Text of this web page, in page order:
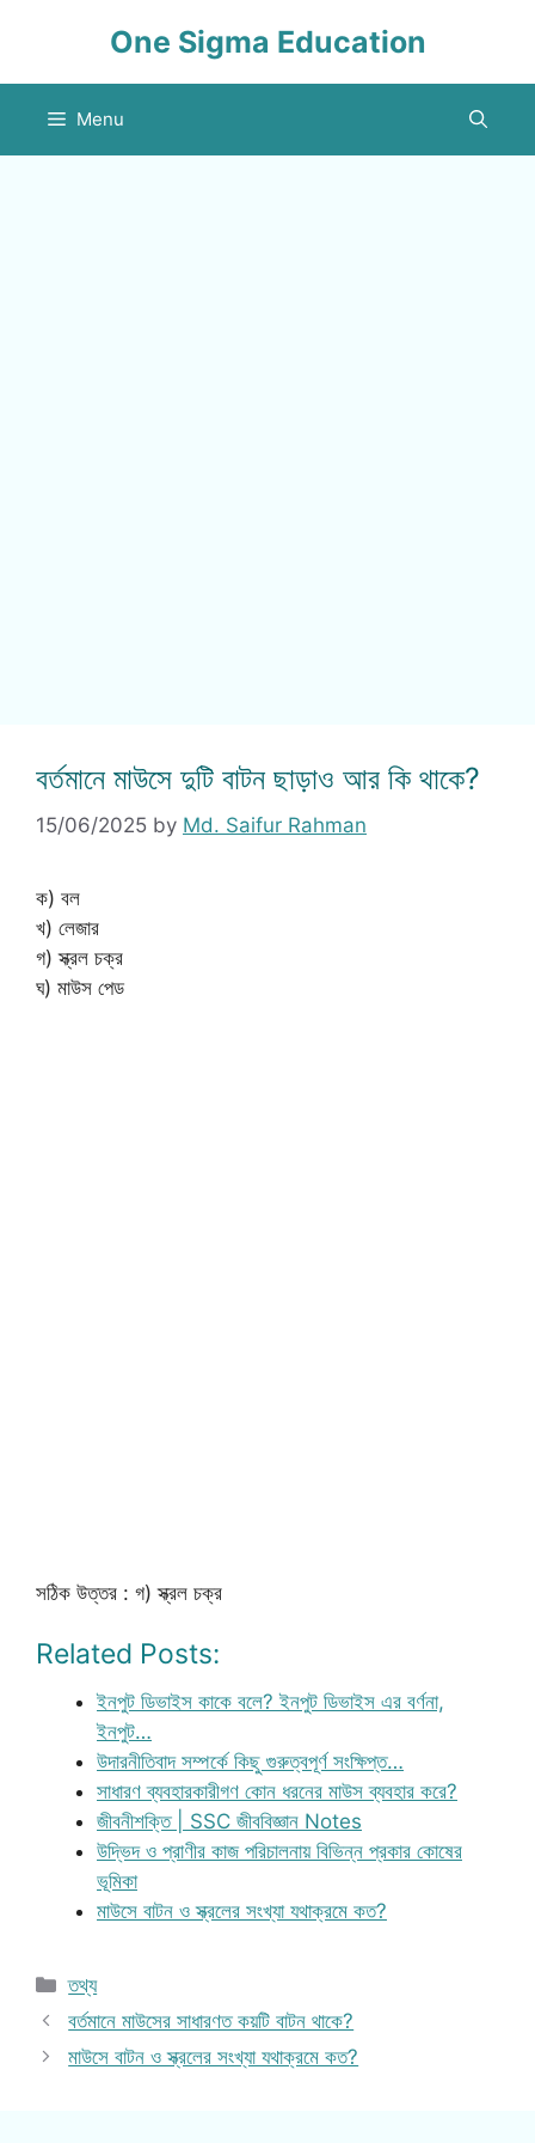
One Sigma Education
Menu
বর্তমানে মাউসে দুটি বাটন ছাড়াও আর কি থাকে?
15/06/2025 by Md. Saifur Rahman
ক) বল
খ) লেজার
গ) স্ক্রল চক্র
ঘ) মাউস পেড
সঠিক উত্তর : গ) স্ক্রল চক্র
Related Posts:
ইনপুট ডিভাইস কাকে বলে? ইনপুট ডিভাইস এর বর্ণনা,
ইনপুট…
উদারনীতিবাদ সম্পর্কে কিছু গুরুত্বপূর্ণ সংক্ষিপ্ত…
সাধারণ ব্যবহারকারীগণ কোন ধরনের মাউস ব্যবহার করে?
জীবনীশক্তি | SSC জীববিজ্ঞান Notes
উদ্ভিদ ও প্রাণীর কাজ পরিচালনায় বিভিন্ন প্রকার কোষের
ভূমিকা
মাউসে বাটন ও স্ক্রলের সংখ্যা যথাক্রমে কত?
Categories
তথ্য
বর্তমানে মাউসের সাধারণত কয়টি বাটন থাকে?
মাউসে বাটন ও স্ক্রলের সংখ্যা যথাক্রমে কত?